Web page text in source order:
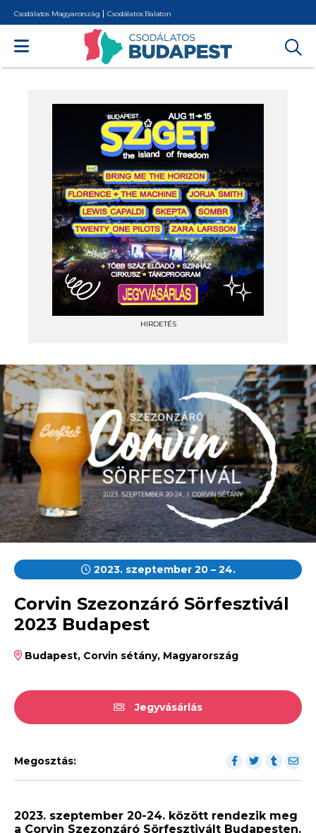
Csodálatos Magyarország Csodálatos Balaton
HIRDETÉS
2023. szeptember 20 – 24.
Corvin Szezonzáró Sörfesztivál
2023 Budapest
Budapest, Corvin sétány, Magyarország
Jegyvásárlás
Megosztás:
2023. szeptember 20-24. között rendezik meg
a Corvin Szezonzáró Sörfesztivált Budapesten.